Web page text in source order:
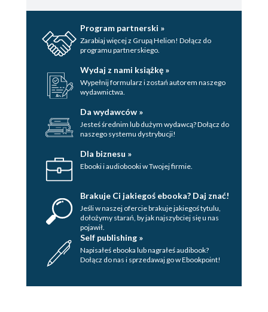
Program partnerski »
Zarabiaj więcej z Grupą Helion! Dołącz do
programu partnerskiego.
Wydaj z nami książkę »
Wypełnij formularz i zostań autorem naszego
wydawnictwa.
Da wydawców »
Jesteś średnim lub dużym wydawcą? Dołącz do
naszego systemu dystrybucji!
Dla biznesu »
Ebooki i audiobooki w Twojej firmie.
Brakuje Ci jakiegoś ebooka? Daj znać!
Jeśli w naszej ofercie brakuje jakiegoś tytulu,
dołożymy starań, by jak najszybciej się u nas
pojawił.
Self publishing »
Napisałeś ebooka lub nagrałeś audibook?
Dołącz do nas i sprzedawaj go w Ebookpoint!